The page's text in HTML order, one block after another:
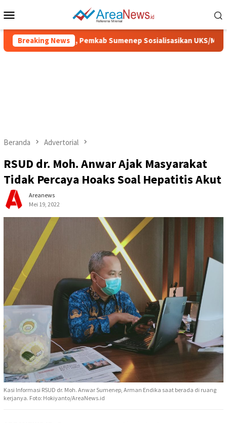
ke
Mobile
Breaking News
dan Sehat, Pemkab Sumenep Sosialisasikan UKS/M
Beranda Advertorial
RSUD dr. Moh. Anwar Ajak Masyarakat
Tidak Percaya Hoaks Soal Hepatitis Akut
Areanews
Mei 19, 2022
Kasi Informasi RSUD dr. Moh. Anwar Sumenep, Arman Endika saat berada di ruang
kerjanya. Foto: Hokiyanto/AreaNews.id